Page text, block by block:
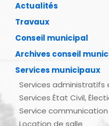
Actualités
Travaux
Conseil municipal
Archives conseil
Services municipaux
Services administratifs
Services État Civil,
Service